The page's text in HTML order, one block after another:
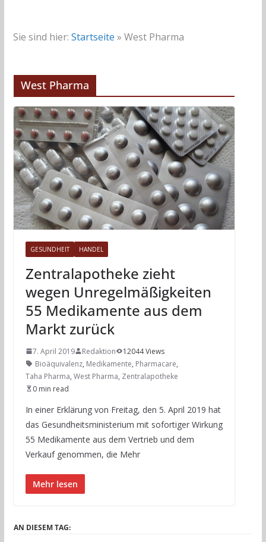
Sie sind hier: Startseite » West Pharma
West Pharma
GESUNDHEIT HANDEL
Zentralapotheke zieht
wegen Unregelmäßigkeiten
55 Medikamente aus dem
Markt zurück
7. April 2019 Redaktion
12044 Views
Bioäquivalenz, Medikamente, Pharmacare,
Taha Pharma, West Pharma, Zentralapotheke
0 min read
In einer Erklärung von Freitag, den 5. April 2019 hat
das Gesundheitsministerium mit sofortiger Wirkung
55 Medikamente aus dem Vertrieb und dem
Verkauf genommen, die Mehr
Mehr lesen
AN DIESEM TAG: